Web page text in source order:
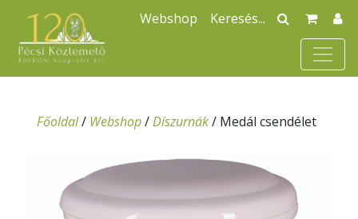
Webshop
Főoldal/ Webshop/Díszurnák/ Medál csendélet